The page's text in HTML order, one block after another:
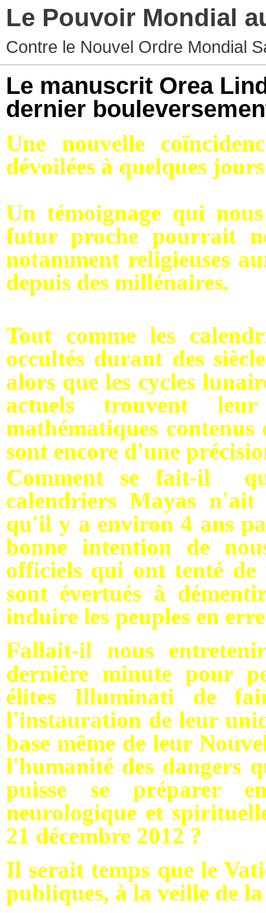
Le Pouvoir Mondial
Contre le Nouvel Ordre Mondial
Le manuscrit Orea
dernier
Une nouvelle
dévoilées à quelques
Un témoignage qui
futur proche pourrait
notamment religieuses
depuis des millénaires.
Tout comme les
occultés durant des
alors que les cycles
actuels trouvent
mathématiques
sont encore d'une
Comment se fait-il
calendriers Mayas
qu'il y a environ 4 ans
bonne intention de
officiels qui ont tenté de
sont évertués à
induire les peuples en
Fallait-il nous
dernière minute pour
élites Illuminati de
l'instauration de leur
base même de leur
l'humanité des dangers
puisse se préparer
neurologique et
21 décembre 2012 ?
Il serait temps que le
publiques, à la veille de